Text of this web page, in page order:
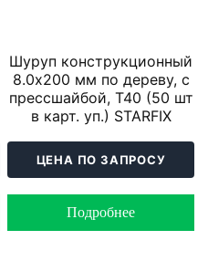
Шуруп конструкционный
8.0х200 мм по дереву, с
прессшайбой, T40 (50 шт
в карт. уп.) STARFIX
ЦЕНА ПО ЗАПРОСУ
Подробнее